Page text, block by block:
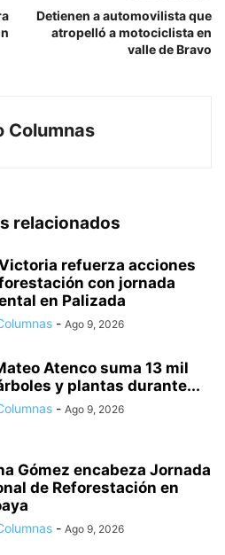
Detienen a automovilista que
atropelló a motociclista en
valle de Bravo
Columnas
relacionados
refuerza acciones
con jornada
en Palizada
- Ago 9, 2026
Atenco suma 13 mil
y plantas durante...
- Ago 9, 2026
Gómez encabeza Jornada
de Reforestación en
- Ago 9, 2026